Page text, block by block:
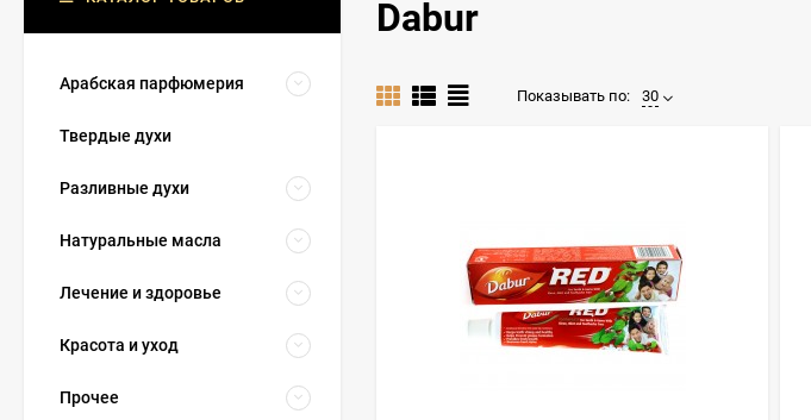
Dabur
Показывать по: 30
Арабская парфюмерия
Твердые духи
Разливные духи
Натуральные масла
Лечение и здоровье
Красота и уход
Прочее